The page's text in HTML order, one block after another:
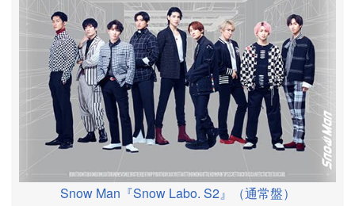
Snow Man『Snow Labo. S2』（通常盤）